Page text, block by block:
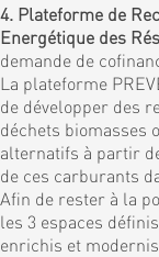
4. Plateforme de
Energétique des
demande de
La plateforme
de développer des
déchets biomasses
alternatifs à partir
de ces carburants
Afin de rester à la
les 3 espaces
enrichis et